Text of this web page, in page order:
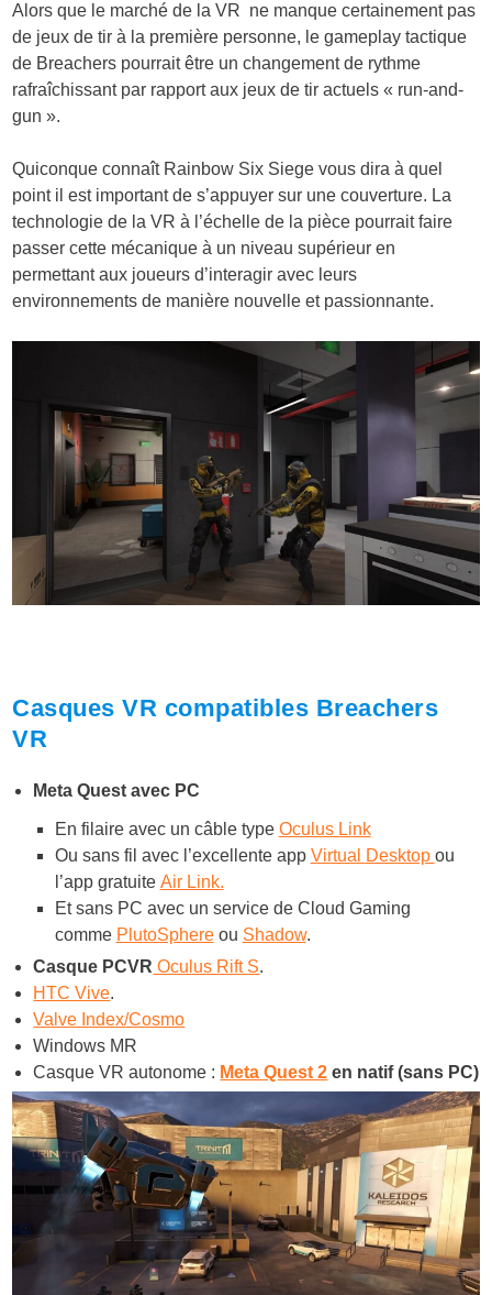
Alors que le marché de la VR ne manque certainement pas
de jeux de tir à la première personne, le gameplay tactique
de Breachers pourrait être un changement de rythme
rafraîchissant par rapport aux jeux de tir actuels « run-and-
gun ».
Quiconque connaît Rainbow Six Siege vous dira à quel
point il est important de s’appuyer sur une couverture. La
technologie de la VR à l’échelle de la pièce pourrait faire
passer cette mécanique à un niveau supérieur en
permettant aux joueurs d’interagir avec leurs
environnements de manière nouvelle et passionnante.
Casques VR compatibles Breachers
VR
Meta Quest avec PC
En filaire avec un câble type Oculus Link
Ou sans fil avec l’excellente app Virtual Desktop ou
l’app gratuite Air Link.
Et sans PC avec un service de Cloud Gaming
comme PlutoSphereou Shadow.
Casque PCVR Oculus Rift S.
HTC Vive.
Valve Index/Cosmo
Windows MR
Casque VR autonome : Meta Quest 2 en natif (sans PC)